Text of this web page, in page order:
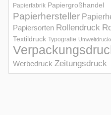
Papierfabrik Papiergroßhandel
Papierhersteller
Papiersorten Rollendruck
Textildruck Typografie
Werbedruck Zeitungsdruck